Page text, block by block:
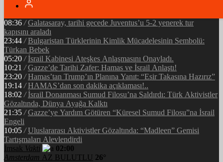
05:34 / Ramazan’ın Bereketi Yarenler İftarıyla Taçlandı: ‘Birlikte
08:36 / Galatasaray, tarihi gecede Juventus’u 5-2 yenerek tur
kapısını araladı
23:44 / Bulgaristan Türklerinin Kimlik Mücadelesinin Sembolü:
Türkan Bebek
05:20 / İsrail Kabinesi Ateşkes Anlaşmasını Onayladı.
10:21 / Gazze’de Tarihi Zafer: Hamas ve İsrail Anlaştı!
23:20 / Hamas’tan Trump’ın Planına Yanıt: “Esir Takasına Hazırız”
19:14 / HAMAS’dan son dakika açıklaması!..
18:02 / İsrail Donanması Sumud Filosu’na Saldırdı: Türk Aktivistler
Gözaltında, Dünya Ayağa Kalktı
21:35 / Gazze’ye Yardım Götüren “Küresel Sumud Filosu”na İsrail
Engeli
10:05 / Uluslararası Aktivistler Gözaltında: “Madleen” Gemisi
Tartışmaları Alevlendirdi
İmsak Vakti
02:00
Amsterdam AZ BULUTLU 26°